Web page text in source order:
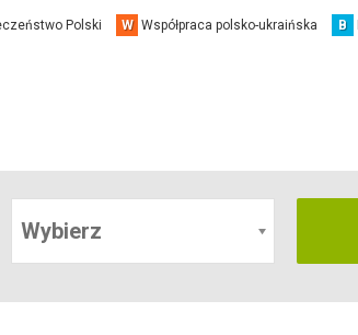
Polski W Współpraca polsko-ukraińska B
Wybierz